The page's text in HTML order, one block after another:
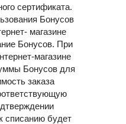
сертификата.
Бонусов
магазине
Бонусов. При
магазине
Бонусов для
заказа
списанию будет